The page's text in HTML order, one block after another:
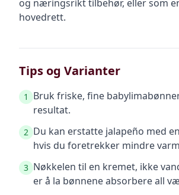
og næringsrikt tilbehør, eller som
hovedrett.
Tips og Varianter
1
Bruk friske, fine
resultat.
2 Du kan erstatte jalapeño med
hvis du foretrekker mindre
3 Nøkkelen til en kremet, ikke
er å la bønnene absorbere all